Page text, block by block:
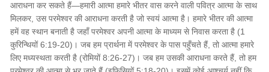
आराधना कर सकते हैं—हमारी आत्मा हमारे भीतर वास करने वाली पवित्र आत्मा के साथ
मिलकर, उस परमेश्वर की आराधना करती है जो स्वयं आत्मा है। हमारे भीतर की आत्मा
हमें वह स्थान बनाती है जहाँ परमेश्वर अपनी आत्मा के माध्यम से निवास करता है (1
कुरिन्थियों 6:19-20)। जब हम प्रार्थना में परमेश्वर के पास पहुँचते हैं, तो आत्मा हमारे
लिए मध्यस्थता करती है (रोमियों 8:26-27)। जब हम उसकी आराधना करते हैं, तो हम